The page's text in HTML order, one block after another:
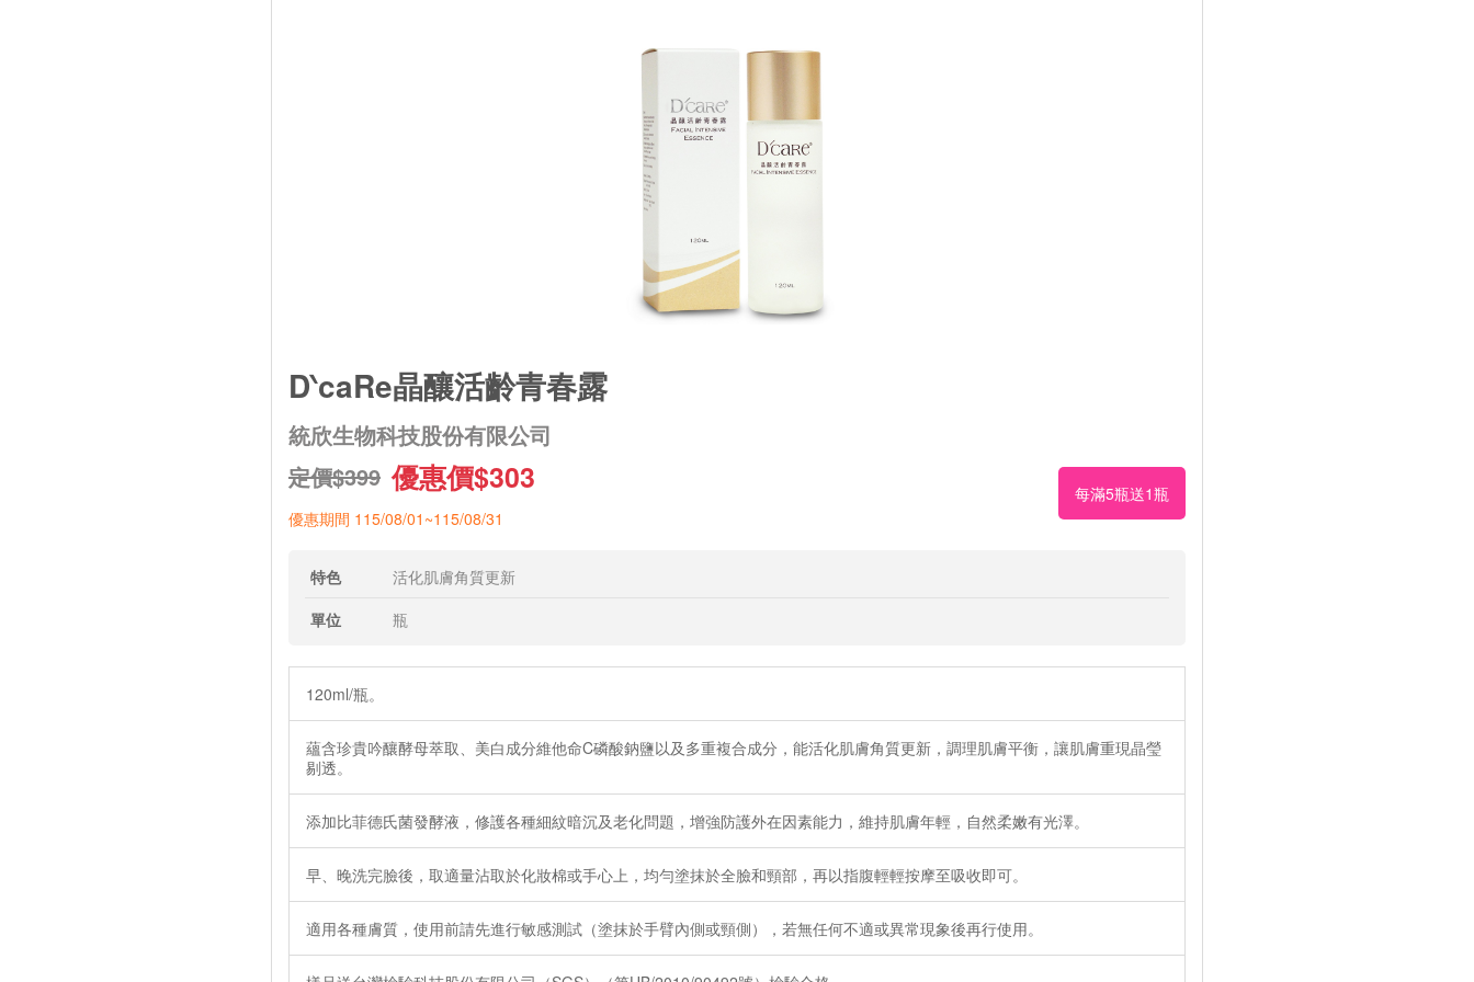
D‵caRe晶釀活齡青春露
統欣生物科技股份有限公司
每滿5瓶送1瓶
定價$399 優惠價$303
優惠期間 115/08/01~115/08/31
特色
活化肌膚角質更新
單位
瓶
120ml/瓶。
蘊含珍貴吟釀酵母萃取、美白成分維他命C磷酸鈉鹽以及多重複合成分，能活化肌膚角質更新，調理肌膚平衡，讓肌膚重現晶瑩
剔透。
添加比菲德氏菌發酵液，修護各種細紋暗沉及老化問題，增強防護外在因素能力，維持肌膚年輕，自然柔嫩有光澤。
早、晚洗完臉後，取適量沾取於化妝棉或手心上，均勻塗抹於全臉和頸部，再以指腹輕輕按摩至吸收即可。
適用各種膚質，使用前請先進行敏感測試（塗抹於手臂內側或頸側），若無任何不適或異常現象後再行使用。